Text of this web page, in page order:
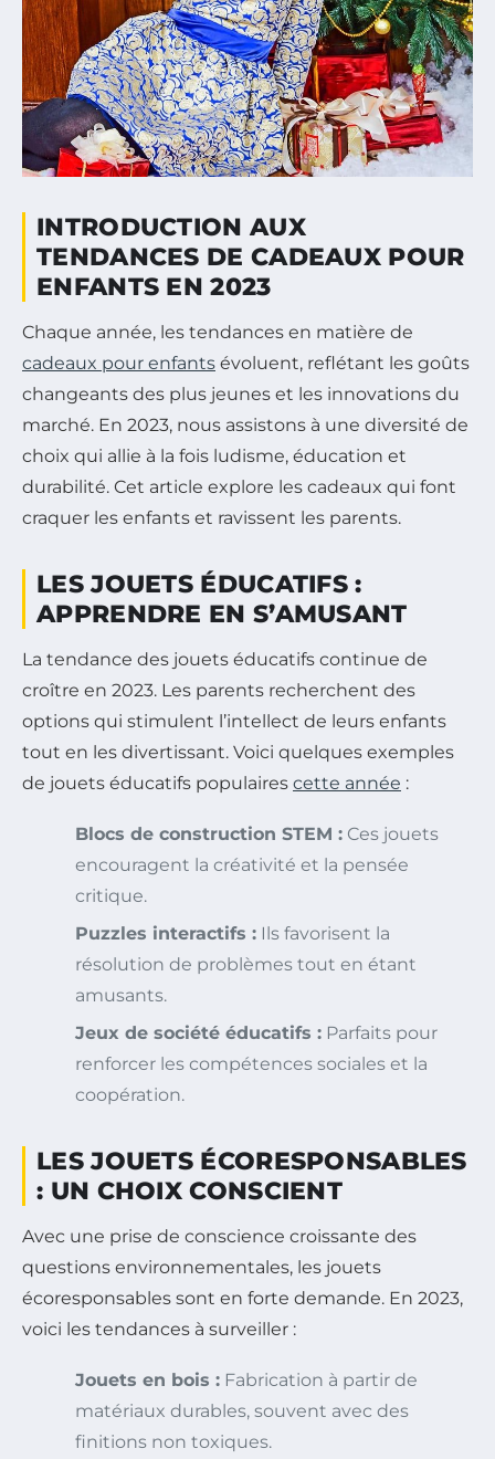
INTRODUCTION AUX
TENDANCES DE CADEAUX POUR
ENFANTS EN 2023
Chaque année, les tendances en matière de
cadeaux pour enfants évoluent, reflétant les goûts
changeants des plus jeunes et les innovations du
marché. En 2023, nous assistons à une diversité de
choix qui allie à la fois ludisme, éducation et
durabilité. Cet article explore les cadeaux qui font
craquer les enfants et ravissent les parents.
LES JOUETS ÉDUCATIFS :
APPRENDRE EN S’AMUSANT
La tendance des jouets éducatifs continue de
croître en 2023. Les parents recherchent des
options qui stimulent l’intellect de leurs enfants
tout en les divertissant. Voici quelques exemples
de jouets éducatifs populaires cette année :
Blocs de construction STEM : Ces jouets
encouragent la créativité et la pensée
critique.
Puzzles interactifs : Ils favorisent la
résolution de problèmes tout en étant
amusants.
Jeux de société éducatifs : Parfaits pour
renforcer les compétences sociales et la
coopération.
LES JOUETS ÉCORESPONSABLES
: UN CHOIX CONSCIENT
Avec une prise de conscience croissante des
questions environnementales, les jouets
écoresponsables sont en forte demande. En 2023,
voici les tendances à surveiller :
Jouets en bois : Fabrication à partir de
matériaux durables, souvent avec des
finitions non toxiques.